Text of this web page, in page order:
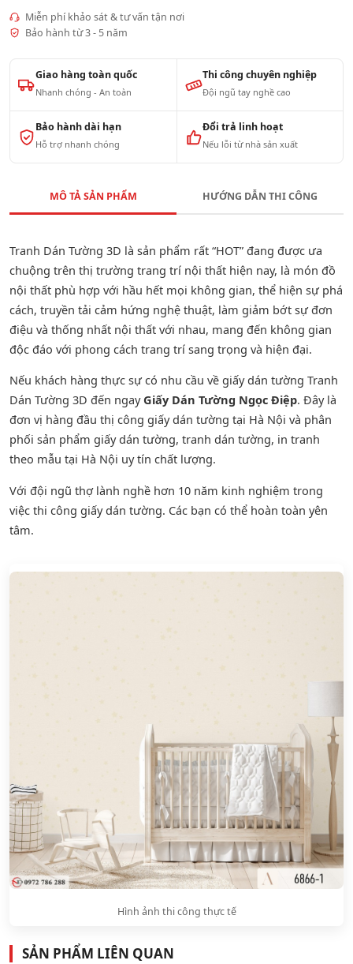
Miễn phí khảo sát & tư vấn tận nơi
Bảo hành từ 3 - 5 năm
Giao hàng toàn quốc
Nhanh chóng - An toàn
Thi công chuyên nghiệp
Đội ngũ tay nghề cao
Bảo hành dài hạn
Hỗ trợ nhanh chóng
Đổi trả linh hoạt
Nếu lỗi từ nhà sản xuất
MÔ TẢ SẢN PHẨM HƯỚNG DẪN THI CÔNG
Tranh Dán Tường 3D là sản phẩm rất “HOT” đang được ưa
chuộng trên thị trường trang trí nội thất hiện nay, là món đồ
nội thất phù hợp với hầu hết mọi không gian, thể hiện sự phá
cách, truyền tải cảm hứng nghệ thuật, làm giảm bớt sự đơn
điệu và thống nhất nội thất với nhau, mang đến không gian
độc đáo với phong cách trang trí sang trọng và hiện đại.
Nếu khách hàng thực sự có nhu cầu về giấy dán tường Tranh
Dán Tường 3D đến ngayGiấy Dán Tường Ngọc Điệp. Đây là
đơn vị hàng đầu thị công giấy dán tường tại Hà Nội và phân
phối sản phẩm giấy dán tường, tranh dán tường, in tranh
theo mẫu tại Hà Nội uy tín chất lượng.
Với đội ngũ thợ lành nghề hơn 10 năm kinh nghiệm trong
việc thi công giấy dán tường. Các bạn có thể hoàn toàn yên
tâm.
Hình ảnh thi công thực tế
SẢN PHẨM LIÊN QUAN